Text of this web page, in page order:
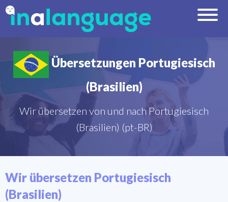
Übersetzungen Portugiesisch
(Brasilien)
Wir übersetzen von und nach Portugiesisch
(Brasilien) (pt-BR)
Wir übersetzen Portugiesisch
(Brasilien)